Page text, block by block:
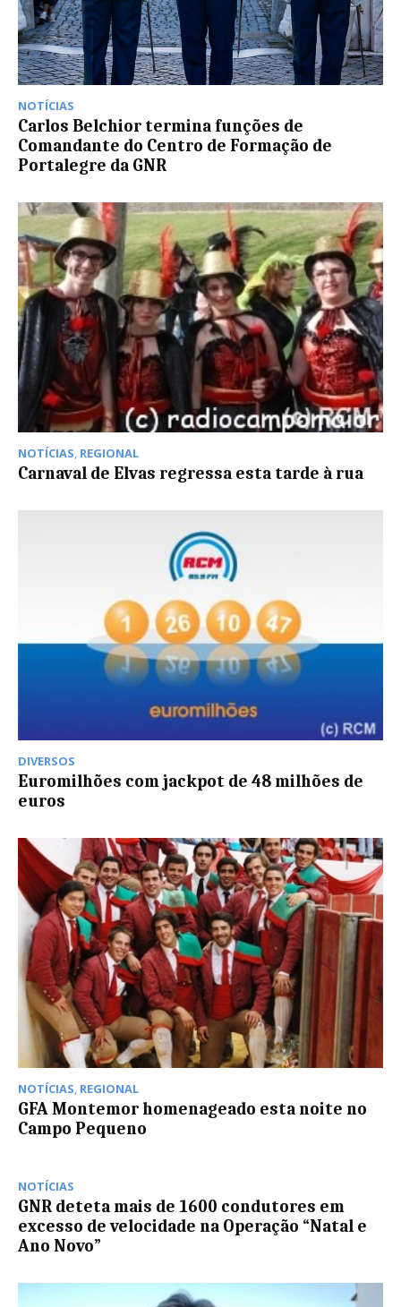
NOTÍCIAS
Carlos Belchior termina funções de
Comandante do Centro de Formação de
Portalegre da GNR
NOTÍCIAS, REGIONAL
Carnaval de Elvas regressa esta tarde à rua
DIVERSOS
Euromilhões com jackpot de 48 milhões de
euros
NOTÍCIAS, REGIONAL
GFA Montemor homenageado esta noite no
Campo Pequeno
NOTÍCIAS
GNR deteta mais de 1600 condutores em
excesso de velocidade na Operação “Natal e
Ano Novo”